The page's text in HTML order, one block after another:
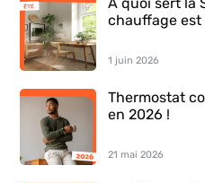
chauffage est
1 juin 2026
Thermostat
en 2026 !
21 mai 2026